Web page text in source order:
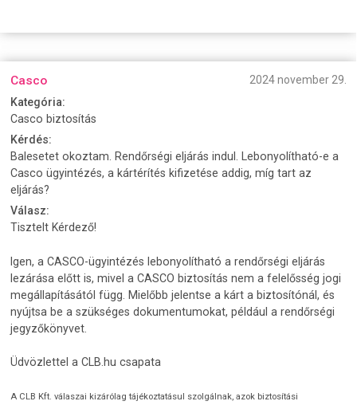
Casco
2024 november 29.
Kategória:
Casco biztosítás
Kérdés:
Balesetet okoztam. Rendőrségi eljárás indul. Lebonyolítható-e a
Casco ügyintézés, a kártérítés kifizetése addig, míg tart az
eljárás?
Válasz:
Tisztelt Kérdező!
Igen, a CASCO-ügyintézés lebonyolítható a rendőrségi eljárás
lezárása előtt is, mivel a CASCO biztosítás nem a felelősség jogi
megállapításától függ. Mielőbb jelentse a kárt a biztosítónál, és
nyújtsa be a szükséges dokumentumokat, például a rendőrségi
jegyzőkönyvet.
Üdvözlettel a CLB.hu csapata
A CLB Kft. válaszai kizárólag tájékoztatásul szolgálnak, azok biztosítási